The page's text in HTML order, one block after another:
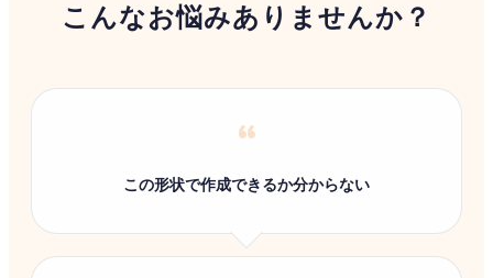
こんなお悩みありませんか？
“
この形状で作成できるか分からない